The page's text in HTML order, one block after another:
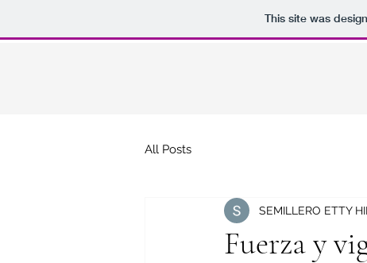
This site was
All Posts
Fuerza y
SEMILLERO ETTY